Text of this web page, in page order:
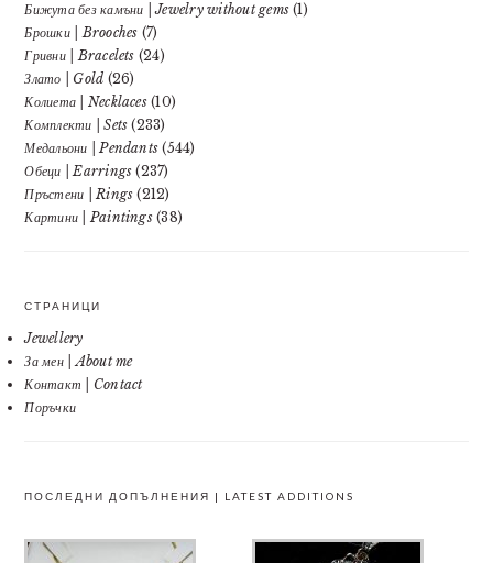
Бижута без камъни | Jewelry without gems (1)
Брошки | Brooches (7)
Гривни | Bracelets (24)
Злато | Gold (26)
Колиета | Necklaces(10)
Комплекти | Sets (233)
Медальони | Pendants (544)
Обеци | Earrings (237)
Пръстени | Rings (212)
Картини | Paintings(38)
СТРАНИЦИ
Jewellery
За мен | About me
Контакт | Contact
Поръчки
ПОСЛЕДНИ ДОПЪЛНЕНИЯ | LATEST ADDITIONS